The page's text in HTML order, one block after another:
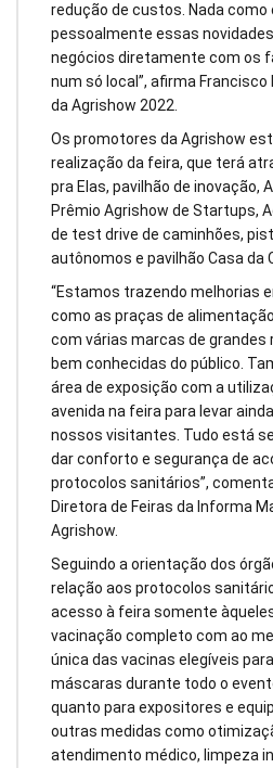
redução de custos. Nada como
pessoalmente essas
negócios diretamente com os
num só local”, afirma
da Agrishow 2022.
Os promotores da Agrishow
realização da feira, que terá
pra Elas, pavilhão de inovação,
Prêmio Agrishow de Startups,
de test drive de caminhões,
autônomos e pavilhão Casa da
“Estamos trazendo melhorias
como as praças de
com várias marcas de grandes
bem conhecidas do público.
área de exposição com a
avenida na feira para levar
nossos visitantes. Tudo está
dar conforto e segurança de
protocolos sanitários”,
Diretora de Feiras da Informa
Agrishow.
Seguindo a orientação dos
relação aos protocolos
acesso à feira somente
vacinação completo com ao
única das vacinas elegíveis
máscaras durante todo o
quanto para expositores e
outras medidas como
atendimento médico, limpeza